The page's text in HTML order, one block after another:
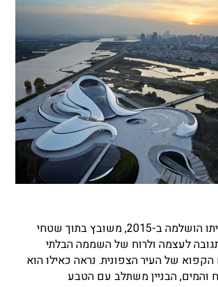
בית האופרה שבנייתו הושלמה ב-2015, משובץ בתוך שטחי
לעצמה ולרוח של השממה הבלתי
של העיר הצפונית. נראה כאילו הוא
והמים, הבניין משתלב עם הטבע